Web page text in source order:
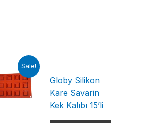
Sale!
Globy Silikon
Kare Savarin
Kek Kalıbı 15’li